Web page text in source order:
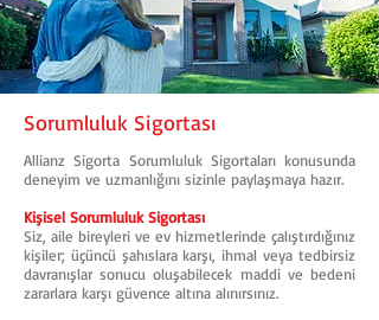
Sorumluluk Sigortası
Allianz Sigorta Sorumluluk Sigortaları konusunda
deneyim ve uzmanlığını sizinle paylaşmaya hazır.
Kişisel Sorumluluk Sigortası
Siz, aile bireyleri ve ev hizmetlerinde çalıştırdığınız
kişiler; üçüncü şahıslara karşı, ihmal veya tedbirsiz
davranışlar sonucu oluşabilecek maddi ve bedeni
zararlara karşı güvence altına alınırsınız.